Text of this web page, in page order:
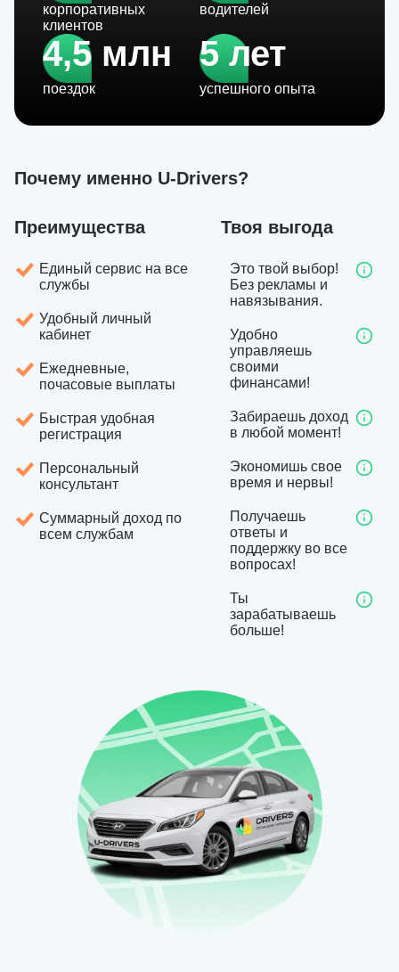
корпоративных
клиентов
водителей
4,5 млн
поездок
5 лет
успешного опыта
Почему именно U-Drivers?
Преимущества
Единый сервис на все
службы
Удобный личный
кабинет
Ежедневные,
почасовые выплаты
Быстрая удобная
регистрация
Персональный
консультант
Суммарный доход по
всем службам
Твоя выгода
Это твой выбор!
Без рекламы и
навязывания.
Удобно
управляешь
своими
финансами!
Забираешь доход
в любой момент!
Экономишь свое
время и нервы!
Получаешь
ответы и
поддержку во все
вопросах!
Ты
зарабатываешь
больше!